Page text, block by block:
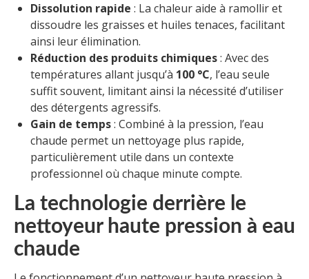
Dissolution rapide : La chaleur aide à ramollir et
dissoudre les graisses et huiles tenaces, facilitant
ainsi leur élimination.
Réduction des produits chimiques: Avec des
températures allant jusqu’à 100 °C, l’eau seule
suffit souvent, limitant ainsi la nécessité d’utiliser
des détergents agressifs.
Gain de temps: Combiné à la pression, l’eau
chaude permet un nettoyage plus rapide,
particulièrement utile dans un contexte
professionnel où chaque minute compte.
La technologie derrière le
nettoyeur haute pression à eau
chaude